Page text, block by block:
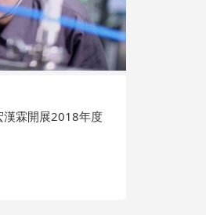
霖開展2018年度